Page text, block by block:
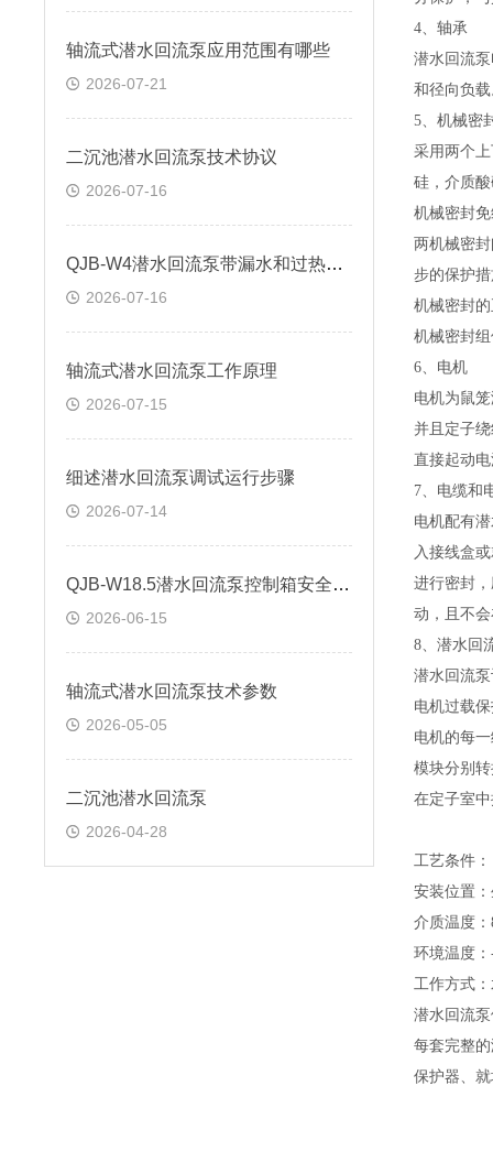
轴流式潜水回流泵应用范围有哪些
2026-07-21
二沉池潜水回流泵技术协议
2026-07-16
QJB-W4潜水回流泵带漏水和过热保护功能
2026-07-16
轴流式潜水回流泵工作原理
2026-07-15
细述潜水回流泵调试运行步骤
2026-07-14
QJB-W18.5潜水回流泵控制箱安全操作方法
2026-06-15
轴流式潜水回流泵技术参数
2026-05-05
二沉池潜水回流泵
2026-04-28
4、轴承
潜水回流
和径向负
5、机械密
采用两个
硅，介质
机械密封
两机械密
步的保护
机械密封
机械密封
6、电机
电机为鼠
并且定子
直接起动
7、电缆和
电机配有
入接线盒
进行密封
动，且不
8、潜水回
潜水回流
电机过载
电机的每
模块分别
在定子室
工艺条件：
安装位置
介质温度：
环境温度：
工作方式
潜水回流
每套完整
保护器、